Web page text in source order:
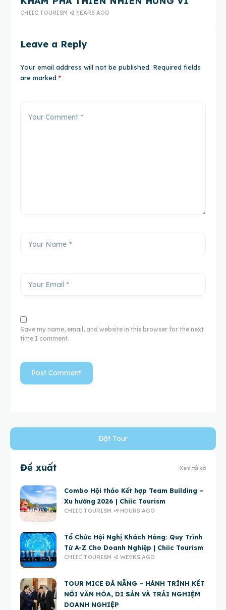
CHIIC TOURISM 2 YEARS AGO
Leave a Reply
Your email address will not be published. Required fields
are marked *
Save my name, email, and website in this browser for the next
time I comment.
Đặt Tour
Đề xuất Xem tất cả
Combo Hội thảo Kết hợp Team Building –
Xu hướng 2026 | Chiic Tourism
CHIIC TOURISM 9 HOURS AGO
Tổ Chức Hội Nghị Khách Hàng: Quy Trình
Từ A-Z Cho Doanh Nghiệp | Chiic Tourism
CHIIC TOURISM 2 WEEKS AGO
TOUR MICE ĐÀ NẴNG – HÀNH TRÌNH KẾT
NỐI VĂN HÓA, DI SẢN VÀ TRẢI NGHIỆM
DOANH NGHIỆP